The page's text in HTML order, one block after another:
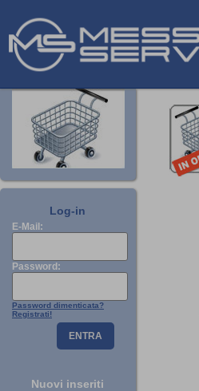
Log-in
E-Mail:
Password:
Password dimenticata?
Registrati!
ENTRA
Nuovi inseriti